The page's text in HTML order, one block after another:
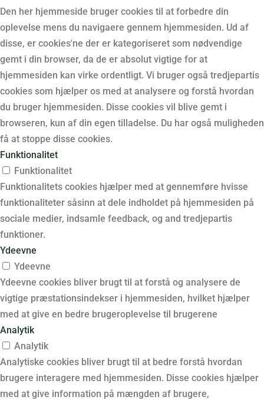
Den her hjemmeside bruger cookies til at forbedre din
oplevelse mens du navigaere gennem hjemmesiden. Ud af
disse, er cookies'ne der er kategoriseret som nødvendige
gemt i din browser, da de er absolut vigtige for at
hjemmesiden kan virke ordentligt. Vi bruger også tredjepartis
cookies som hjælper os med at analysere og forstå hvordan
du bruger hjemmesiden. Disse cookies vil blive gemt i
browseren, kun af din egen tilladelse. Du har også muligheden
få at stoppe disse cookies.
Funktionalitet
Funktionalitet
Funktionalitets cookies hjælper med at gennemføre hvisse
funktionaliteter såsinn at dele indholdet på hjemmesiden på
sociale medier, indsamle feedback, og and tredjepartis
funktioner.
Ydeevne
Ydeevne
Ydeevne cookies bliver brugt til at forstå og analysere de
vigtige præstationsindekser i hjemmesiden, hvilket hjælper
med at give en bedre brugeroplevelse til brugerene
Analytik
Analytik
Analytiske cookies bliver brugt til at bedre forstå hvordan
brugere interagere med hjemmesiden. Disse cookies hjælper
med at give information på mængden af brugere,